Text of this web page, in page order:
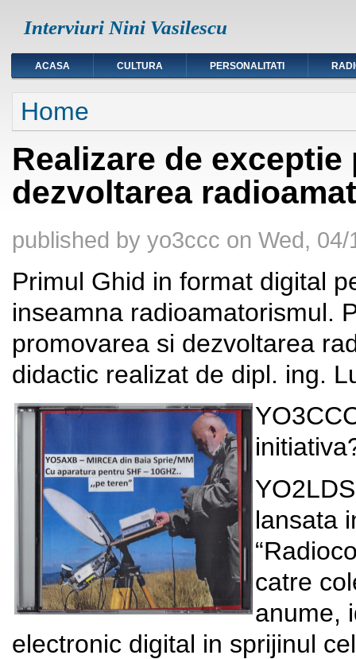
Interviuri Nini Vasilescu
ACASA CULTURA PERSONALITATI
You are here
Home
Realizare de
dezvoltarea
published by yo3ccc on Wed,
Primul Ghid in format digital
inseamna radioamatorismul.
promovarea si dezvoltarea
didactic realizat de dipl. ing.
lansata
catre
anume,
electronic digital in sprijinul